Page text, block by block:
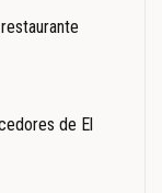
de El